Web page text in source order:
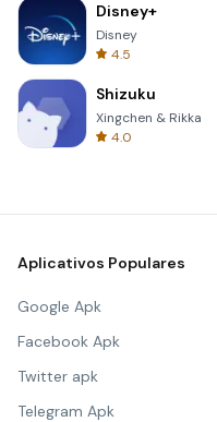
Disney+
Disney
4.5
Shizuku
Xingchen & Rikka
4.0
Aplicativos Populares
Google Apk
Facebook Apk
Twitter apk
Telegram Apk